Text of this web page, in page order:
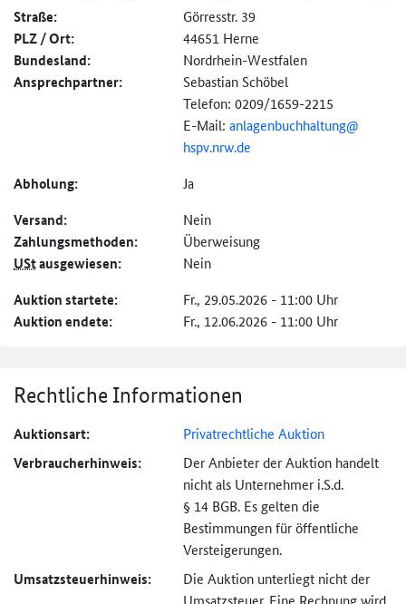
Straße: Görresstr. 39
PLZ / Ort: 44651 Herne
Bundesland: Nordrhein-Westfalen
Ansprechpartner:
Sebastian Schöbel
Telefon: 0209/1659-2215
E-Mail: anlagenbuchhaltung@
hspv.nrw.de
Abholung: Ja
Versand: Nein
Zahlungs­methoden: Überweisung
UStausgewiesen: Nein
Auktion startete: Fr., 29.05.2026 - 11:00 Uhr
Auktion endete: Fr., 12.06.2026 - 11:00 Uhr
Rechtliche Informationen
Auktionsart: Privatrechtliche Auktion
Verbraucher­hinweis:
Der Anbieter der Auktion handelt
nicht als Unternehmer i.S.d.
§ 14 BGB. Es gelten die
Bestimmungen für öffentliche
Versteigerungen.
Umsatzsteuer­hinweis:
Die Auktion unterliegt nicht der
Umsatzsteuer. Eine Rechnung wird